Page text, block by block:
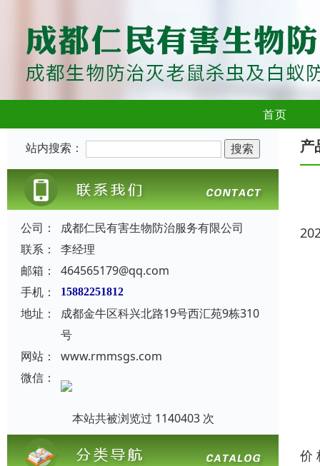
首页
站内搜索：
公司：
成都仁民有害生物防治服务有限公司
联系：
李经理
邮箱：
464565179@qq.com
手机：
15882251812
地址：
成都金牛区科兴北路19号西汇苑9栋310
号
网站：
www.rmmsgs.com
微信：
本站共被浏览过 1140403 次
产
价